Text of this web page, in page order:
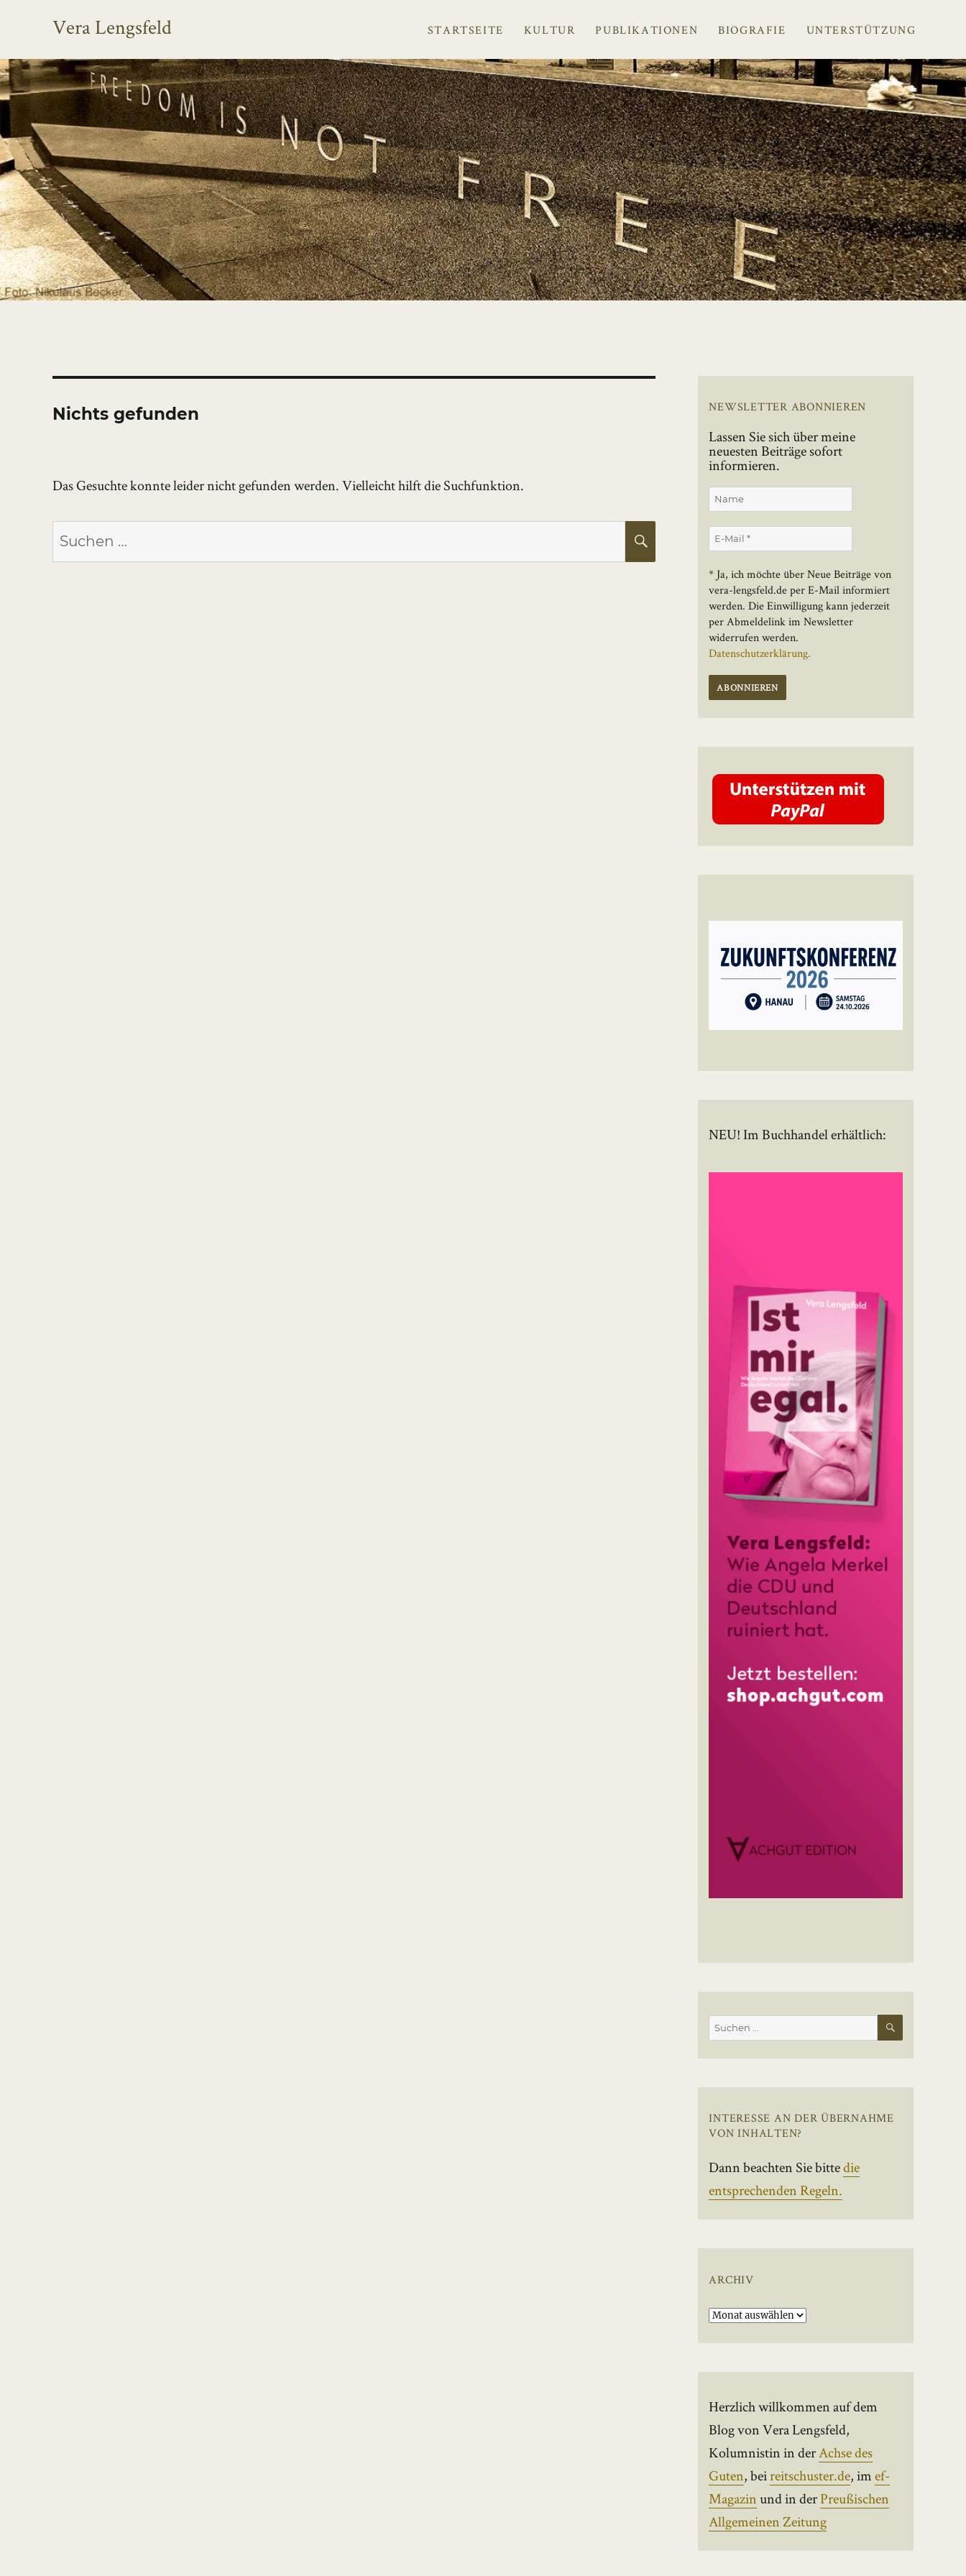
Vera Lengsfeld STARTSEITE KULTUR PUBLIKATIONEN BIOGRAFIE UNTERSTÜTZUNG
Nichts gefunden
Das Gesuchte konnte leider nicht gefunden werden. Vielleicht hilft die Suchfunktion.
Suchen
nach:
SUCHEN
NEWSLETTER ABONNIEREN
Lassen Sie sich über meine
neuesten Beiträge sofort
informieren.
* Ja, ich möchte über Neue Beiträge von
vera-lengsfeld.de per E-Mail informiert
werden. Die Einwilligung kann jederzeit
per Abmeldelink im Newsletter
widerrufen werden.
Datenschutzerklärung.
NEU! Im Buchhandel erhältlich:
Suchen
SUCHEN
INTERESSE AN DER ÜBERNAHME
VON INHALTEN?
Dann beachten Sie bittedie
entsprechenden Regeln.
ARCHIV
Archiv
Herzlich willkommen auf dem
Blog von Vera Lengsfeld,
Kolumnistin in derAchse des
Guten, beireitschuster.de, imef-
Magazinund in derPreußischen
Allgemeinen Zeitung